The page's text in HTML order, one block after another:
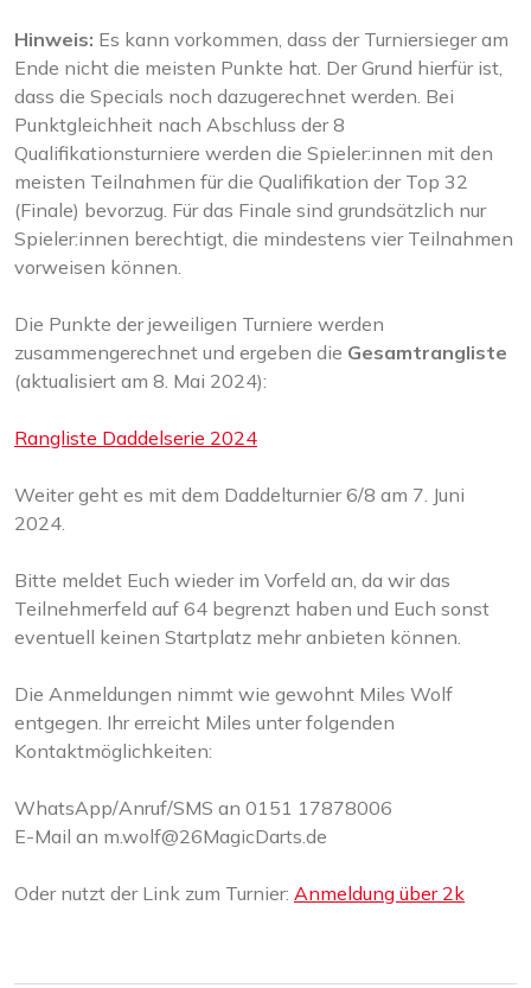
Hinweis: Es kann vorkommen, dass der Turniersieger am
Ende nicht die meisten Punkte hat. Der Grund hierfür ist,
dass die Specials noch dazugerechnet werden. Bei
Punktgleichheit nach Abschluss der 8
Qualifikationsturniere werden die Spieler:innen mit den
meisten Teilnahmen für die Qualifikation der Top 32
(Finale) bevorzug. Für das Finale sind grundsätzlich nur
Spieler:innen berechtigt, die mindestens vier Teilnahmen
vorweisen können.
Die Punkte der jeweiligen Turniere werden
zusammengerechnet und ergeben die Gesamtrangliste
(aktualisiert am 8. Mai 2024):
Rangliste Daddelserie 2024
Weiter geht es mit dem Daddelturnier 6/8 am 7. Juni
2024.
Bitte meldet Euch wieder im Vorfeld an, da wir das
Teilnehmerfeld auf 64 begrenzt haben und Euch sonst
eventuell keinen Startplatz mehr anbieten können.
Die Anmeldungen nimmt wie gewohnt Miles Wolf
entgegen. Ihr erreicht Miles unter folgenden
Kontaktmöglichkeiten:
WhatsApp/Anruf/SMS an 0151 17878006
E-Mail an m.wolf@26MagicDarts.de
Oder nutzt der Link zum Turnier: Anmeldung über 2k